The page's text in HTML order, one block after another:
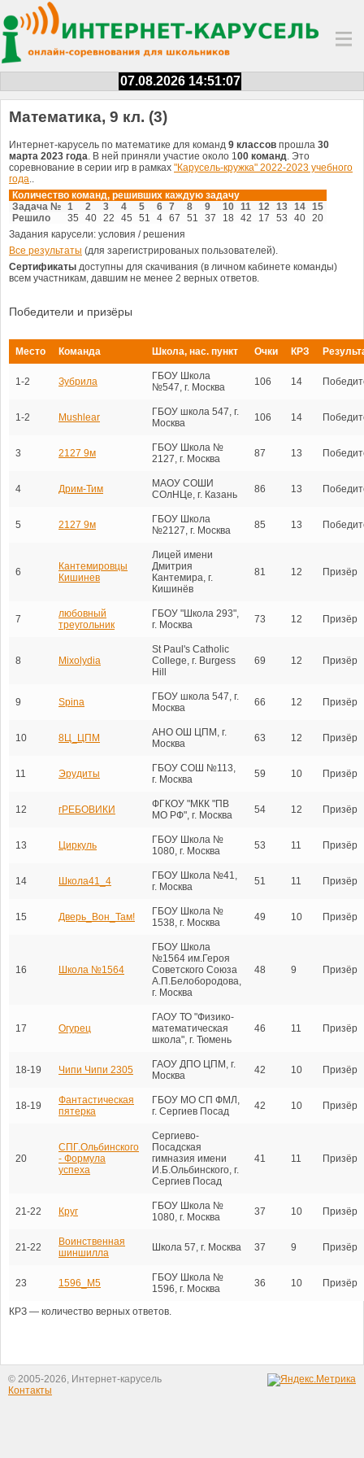
07.08.2026 14:51:07
Математика, 9 кл. (3)
Интернет-карусель по математике для команд 9 классов прошла 30
марта 2023 года . В ней приняли участие около 1 00 команд . Это
соревнование в серии игр в рамках "Карусель-кружка" 2022-2023 учебного
года
Количество команд, решивших каждую задачу
Задача №
1 2 3 4 5 6 7 8 9 10 11 12 13 14
15
Решило
35 40 22 45 51 4 67 51 37 18 42 17 53 40 20
Задания карусели: условия / решения
Все результаты (для зарегистрированых пользователей).
Сертификаты доступны для скачивания (в личном кабинете команды)
всем участникам, давшим не менее 2 верных ответов.
Победители и призёры
Место Команда Школа, нас. пункт Очки КРЗ
1-2 Зубрила
ГБОУ Школа
№547, г. Москва
106 14
1-2 Mushlear
ГБОУ школа 547, г.
Москва
106 14
3 2127 9м
ГБОУ Школа №
2127, г. Москва
87 13
4 Дрим-Тим
МАОУ СОШИ
СОлНЦе, г. Казань
86 13
5 2127 9м
ГБОУ Школа
№2127, г. Москва
85 13
6
Кантемировцы
Кишинев
Лицей имени
Дмитрия
Кантемира, г.
Кишинёв
81 12 Призёр
7
любовный
треугольник
ГБОУ "Школа 293",
г. Москва
73 12 Призёр
8 Mixolydia
St Paul's Catholic
College, г. Burgess
Hill
69 12 Призёр
9 Spina
ГБОУ школа 547, г.
Москва
66 12 Призёр
10 8Ц_ЦПМ
АНО ОШ ЦПМ, г.
Москва
63 12 Призёр
11 Эрудиты
ГБОУ СОШ №113,
г. Москва
59 10 Призёр
12 гРЕБОВИКИ
ФГКОУ "МКК "ПВ
МО РФ", г. Москва
54 12 Призёр
13 Циркуль
ГБОУ Школа №
1080, г. Москва
53 11 Призёр
14 Школа41_4
ГБОУ Школа №41,
г. Москва
51 11 Призёр
15 Дверь_Вон_Там!
ГБОУ Школа №
1538, г. Москва
49 10 Призёр
16 Школа №1564
ГБОУ Школа
№1564 им.Героя
Советского Союза
А.П.Белобородова,
г. Москва
48 9 Призёр
17 Огурец
ГАОУ ТО "Физико-
математическая
школа", г. Тюмень
46 11 Призёр
18-19 Чипи Чипи 2305
ГАОУ ДПО ЦПМ, г.
Москва
42 10 Призёр
18-19
Фантастическая
пятерка
ГБОУ МО СП ФМЛ,
г. Сергиев Посад
42 10 Призёр
20
СПГ.Ольбинского
- Формула
успеха
Сергиево-
Посадская
гимназия имени
И.Б.Ольбинского, г.
Сергиев Посад
41 11 Призёр
21-22 Круг
ГБОУ Школа №
1080, г. Москва
37 10 Призёр
21-22
Воинственная
шиншилла
Школа 57, г. Москва 37 9 Призёр
23 1596_М5
ГБОУ Школа №
1596, г. Москва
36 10 Призёр
КРЗ — количество верных ответов.
© 2005-2026, Интернет-карусель
Контакты